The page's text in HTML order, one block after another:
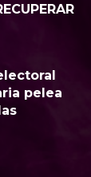
pelea